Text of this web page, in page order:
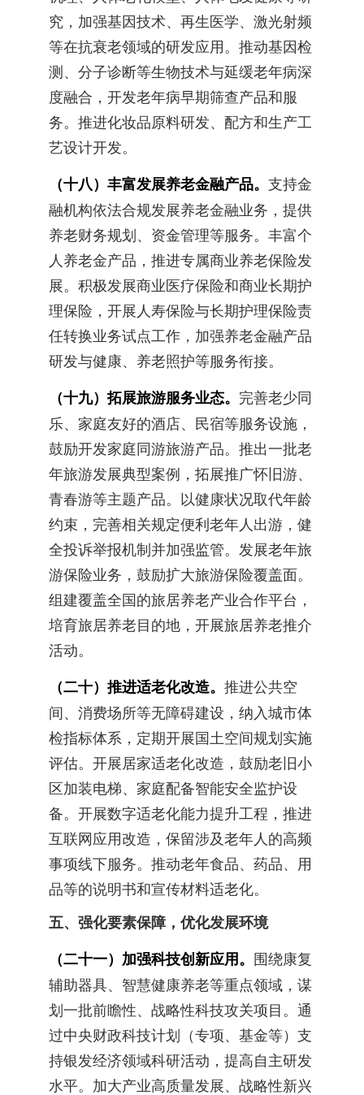
究，加强基因技术、再生医学、激光射频
等在抗衰老领域的研发应用。推动基因检
测、分子诊断等生物技术与延缓老年病深
度融合，开发老年病早期筛查产品和服
务。推进化妆品原料研发、配方和生产工
艺设计开发。
（十八）丰富发展养老金融产品。 支持金
融机构依法合规发展养老金融业务，提供
养老财务规划、资金管理等服务。丰富个
人养老金产品，推进专属商业养老保险发
展。积极发展商业医疗保险和商业长期护
理保险，开展人寿保险与长期护理保险责
任转换业务试点工作，加强养老金融产品
研发与健康、养老照护等服务衔接。
（十九）拓展旅游服务业态。 完善老少同
乐、家庭友好的酒店、民宿等服务设施，
鼓励开发家庭同游旅游产品。推出一批老
年旅游发展典型案例，拓展推广怀旧游、
青春游等主题产品。以健康状况取代年龄
约束，完善相关规定便利老年人出游，健
全投诉举报机制并加强监管。发展老年旅
游保险业务，鼓励扩大旅游保险覆盖面。
组建覆盖全国的旅居养老产业合作平台，
培育旅居养老目的地，开展旅居养老推介
活动。
（二十）推进适老化改造。 推进公共空
间、消费场所等无障碍建设，纳入城市体
检指标体系，定期开展国土空间规划实施
评估。开展居家适老化改造，鼓励老旧小
区加装电梯、家庭配备智能安全监护设
备。开展数字适老化能力提升工程，推进
互联网应用改造，保留涉及老年人的高频
事项线下服务。推动老年食品、药品、用
品等的说明书和宣传材料适老化。
五、强化要素保障，优化发展环境
（二十一）加强科技创新应用。 围绕康复
辅助器具、智慧健康养老等重点领域，谋
划一批前瞻性、战略性科技攻关项目。通
过中央财政科技计划（专项、基金等）支
持银发经济领域科研活动，提高自主研发
水平。加大产业高质量发展、战略性新兴